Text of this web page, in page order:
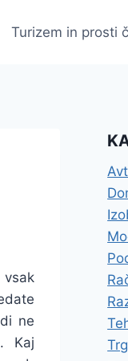
Turizem in prosti
vsak
ne
Kaj